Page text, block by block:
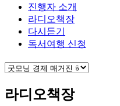
진행자 소개
라디오책장
다시듣기
독서여행 신청
라디오책장